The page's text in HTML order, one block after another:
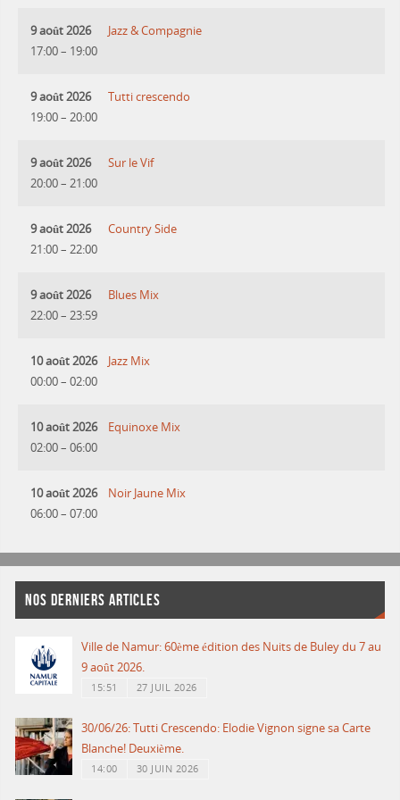
9 août 2026
17:00– 19:00
Jazz & Compagnie
9 août 2026
19:00– 20:00
Tutti crescendo
9 août 2026
20:00– 21:00
Sur le Vif
9 août 2026
21:00– 22:00
Country Side
9 août 2026
22:00– 23:59
Blues Mix
10 août 2026
00:00– 02:00
Jazz Mix
10 août 2026
02:00– 06:00
Equinoxe Mix
10 août 2026
06:00– 07:00
Noir Jaune Mix
NOS DERNIERS ARTICLES
Ville de Namur: 60ème édition des Nuits de Buley du 7 au
9 août 2026.
15:51 27 JUIL 2026
30/06/26: Tutti Crescendo: Elodie Vignon signe sa Carte
Blanche! Deuxième.
14:00 30 JUIN 2026